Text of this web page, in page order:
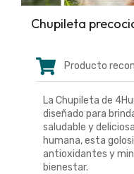
Chupileta
Producto
La Chupileta de
diseñado para
saludable y
humana, esta
antioxidantes y
bienestar.